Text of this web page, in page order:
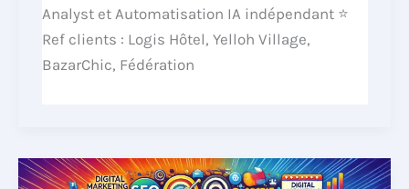
Analyst et Automatisation IA indépendant ⭐
Ref clients : Logis Hôtel, Yelloh Village,
BazarChic, Fédération